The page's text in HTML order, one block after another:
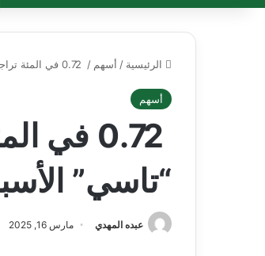
الرئيسية / أسهم /
أسهم
0.72
“تاسي”
عبده المهدي مارس 16, 2025